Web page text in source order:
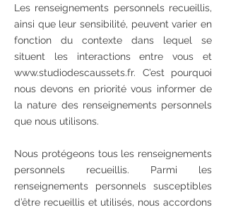
Les renseignements personnels recueillis,
ainsi que leur sensibilité, peuvent varier en
fonction du contexte dans lequel se
situent les interactions entre vous et
www.studiodescaussets.fr. C’est pourquoi
nous devons en priorité vous informer de
la nature des renseignements personnels
que nous utilisons.
Nous protégeons tous les renseignements
personnels recueillis. Parmi les
renseignements personnels susceptibles
d’être recueillis et utilisés, nous accordons